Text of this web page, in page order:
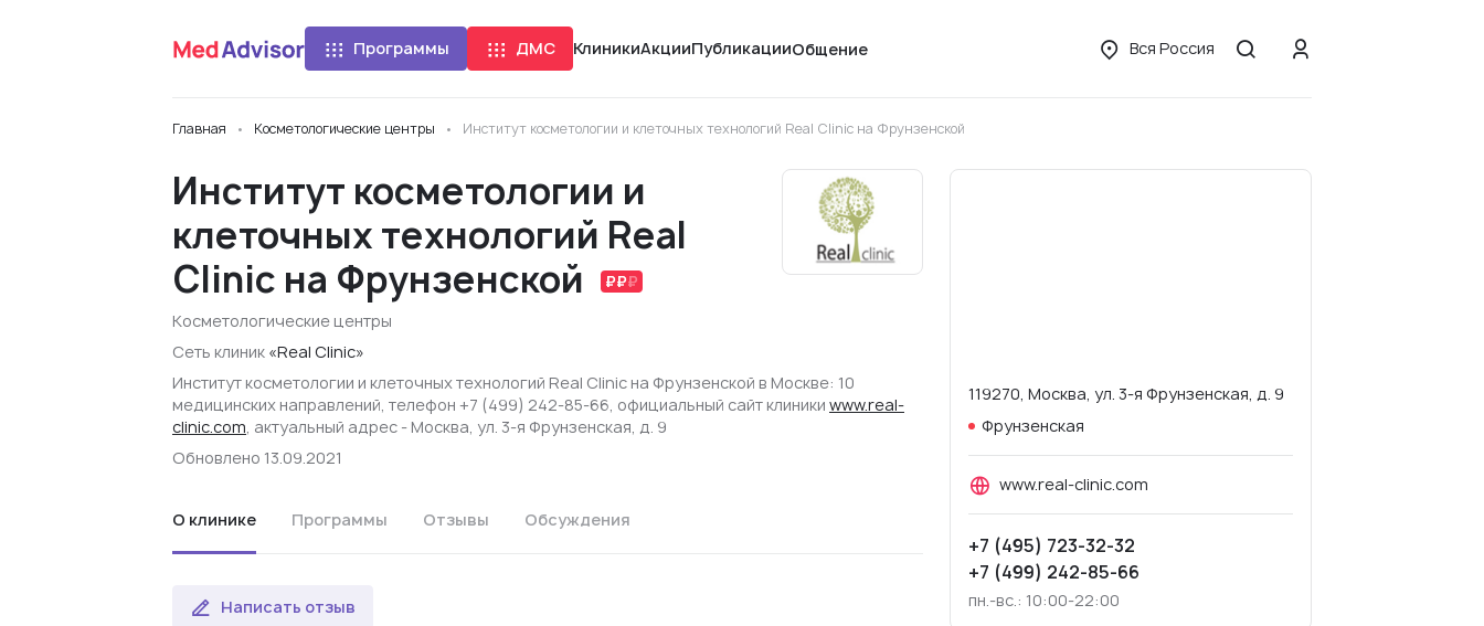
Программы ДМС КлиникиАкцииПубликацииОбщение Вся Россия
Главная Косметологические центры Институт косметологии и клеточных технологий Real Clinic на Фрунзенской
Институт косметологии и
клеточных технологий Real
Clinic на Фрунзенской
Косметологические центры
Сеть клиник «Real Clinic»
Институт косметологии и клеточных технологий Real Clinic на Фрунзенской в Москве: 10
медицинских направлений, телефон +7 (499) 242-85-66, официальный сайт клиники www.real-
clinic.com, актуальный адрес - Москва, ул. 3-я Фрунзенская, д. 9
Обновлено 13.09.2021
О клинике Программы Отзывы Обсуждения
Написать отзыв
119270, Москва, ул. 3-я Фрунзенская, д. 9
Фрунзенская
www.real-clinic.com
+7 (495) 723-32-32
+7 (499) 242-85-66
пн.-вс.: 10:00-22:00